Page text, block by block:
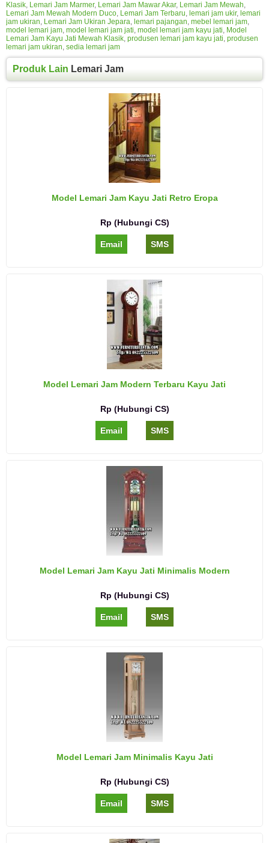
Klasik, Lemari Jam Marmer, Lemari Jam Mawar Akar, Lemari Jam Mewah,
Lemari Jam Mewah Modern Duco, Lemari Jam Terbaru, lemari jam ukir, lemari
jam ukiran, Lemari Jam Ukiran Jepara, lemari pajangan, mebel lemari jam,
model lemari jam, model lemari jam jati, model lemari jam kayu jati, Model
Lemari Jam Kayu Jati Mewah Klasik, produsen lemari jam kayu jati, produsen
lemari jam ukiran, sedia lemari jam
Produk Lain Lemari Jam
Model Lemari Jam Kayu Jati Retro Eropa
Rp (Hubungi CS)
Email SMS
Model Lemari Jam Modern Terbaru Kayu Jati
Rp (Hubungi CS)
Email SMS
Model Lemari Jam Kayu Jati Minimalis Modern
Rp (Hubungi CS)
Email SMS
Model Lemari Jam Minimalis Kayu Jati
Rp (Hubungi CS)
Email SMS